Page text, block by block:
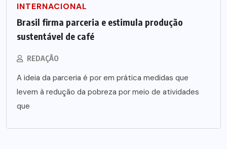
INTERNACIONAL
Brasil firma parceria e estimula produção
sustentável de café
REDAÇÃO
A ideia da parceria é por em prática medidas que
levem à redução da pobreza por meio de atividades
que